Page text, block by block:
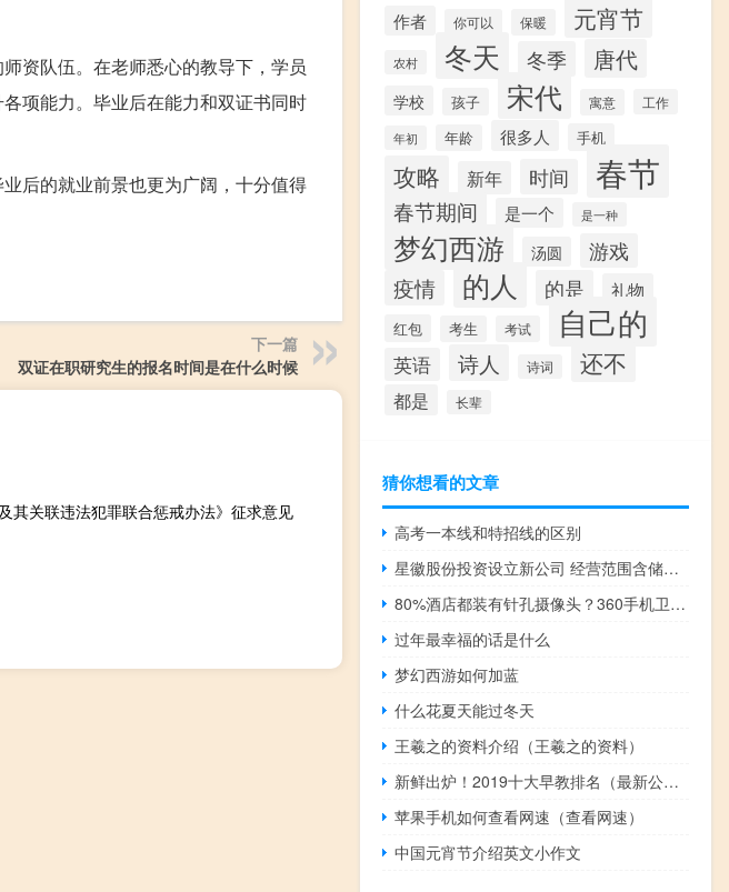
资队伍。在老师悉心的教导下，学员
项能力。毕业后在能力和双证书同时
后的就业前景也更为广阔，十分值得
下一篇
双证在职研究生的报名时间是在什么时候
其关联违法犯罪联合惩戒办法》征求意见
作者 你可以 保暖 元宵节
农村 冬天 冬季 唐代
学校 孩子 宋代 寓意 工作
年初 年龄 很多人 手机
攻略 新年 时间 春节
春节期间 是一个 是一种
梦幻西游 汤圆 游戏
疫情 的人 的是 礼物
红包 考生 考试 自己的
英语 诗人 诗词 还不
都是 长辈
猜你想看的文章
高考一本线和特招线的区别
星徽股份投资设立新公司 经营范围含储能技术服务
80%酒店都装有针孔摄像头？360手机卫士推出偷拍检测功能
过年最幸福的话是什么
梦幻西游如何加蓝
什么花夏天能过冬天
王羲之的资料介绍（王羲之的资料）
新鲜出炉！2019十大早教排名（最新公布榜单）
苹果手机如何查看网速（查看网速）
中国元宵节介绍英文小作文